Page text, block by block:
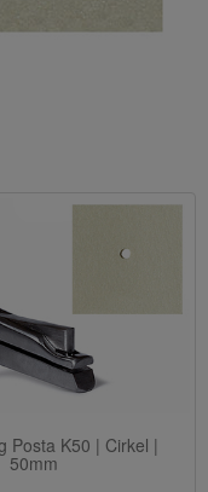
Posta K50 | Cirkel |
50mm